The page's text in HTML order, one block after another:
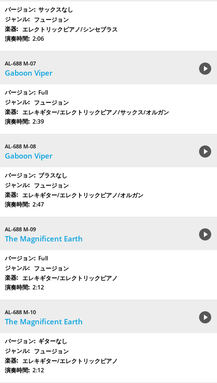
サックスなし
フュージョン
エレクトリックピアノ/シンセブラス
2:06
AL-688 M-07
Gaboon Viper
Full
フュージョン
エレキギター/エレクトリックピアノ/サックス/オルガン
2:39
AL-688 M-08
Gaboon Viper
ブラスなし
フュージョン
エレキギター/エレクトリックピアノ/オルガン
2:47
AL-688 M-09
The Magnificent Earth
Full
フュージョン
エレキギター/エレクトリックピアノ
2:12
AL-688 M-10
The Magnificent Earth
ギターなし
フュージョン
エレキギター/エレクトリックピアノ
2:12